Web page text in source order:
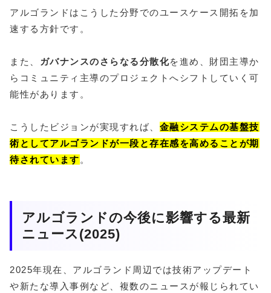
アルゴランドはこうした分野でのユースケース開拓を加
速する方針です。
また、 ガバナンスのさらなる分散化を進め、財団主導か
らコミュニティ主導のプロジェクトへシフトしていく可
能性があります。
こうしたビジョンが実現すれば、 金融システムの基盤技
術としてアルゴランドが一段と存在感を高めることが期
待されています 。
アルゴランドの今後に影響する最新
ニュース(2025)
2025年現在、アルゴランド周辺では技術アップデート
や新たな導入事例など、複数のニュースが報じられてい